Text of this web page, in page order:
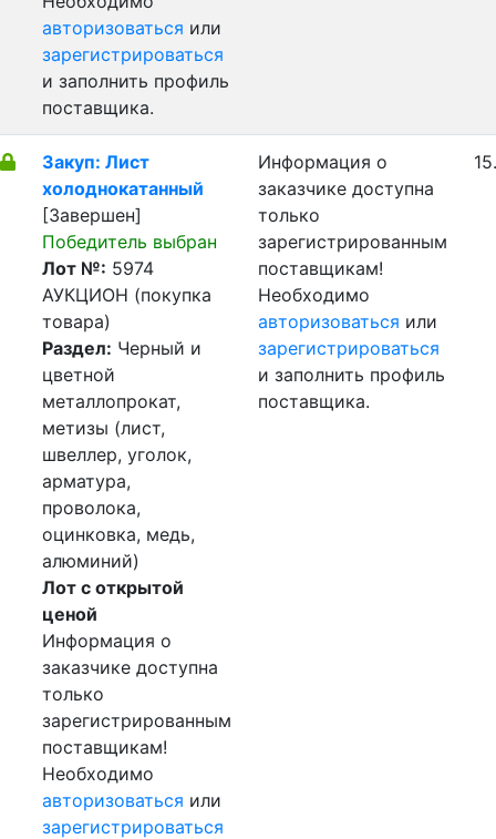
авторизоваться или
зарегистрироваться
и заполнить профиль
поставщика.
Закуп: Лист
холоднокатанный
[Завершен]
Победитель выбран
Лот №: 5974
АУКЦИОН (покупка
товара)
Раздел: Черный и
цветной
металлопрокат,
метизы (лист,
швеллер, уголок,
арматура,
проволока,
оцинковка, медь,
алюминий)
Лот с открытой
ценой
Информация о
заказчике доступна
только
зарегистрированным
поставщикам!
Необходимо
авторизоваться или
зарегистрироваться
Информация о
заказчике доступна
только
зарегистрированным
поставщикам!
Необходимо
авторизоваться или
зарегистрироваться
и заполнить профиль
поставщика.